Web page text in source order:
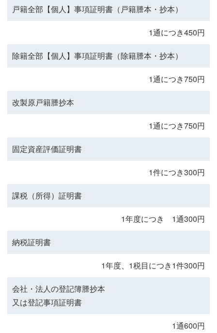
戸籍全部【個人】事項証明書（戸籍謄本・抄本）
1通につき450円
除籍全部【個人】事項証明書（除籍謄本・抄本）
1通につき750円
改製原戸籍謄抄本
1通につき750円
固定資産評価証明書
1件につき300円
課税（所得）証明書
1年度につき 1通300円
納税証明書
1年度、1税目につき1件300円
会社・法人の登記簿謄抄本
又は登記事項証明書
1通600円